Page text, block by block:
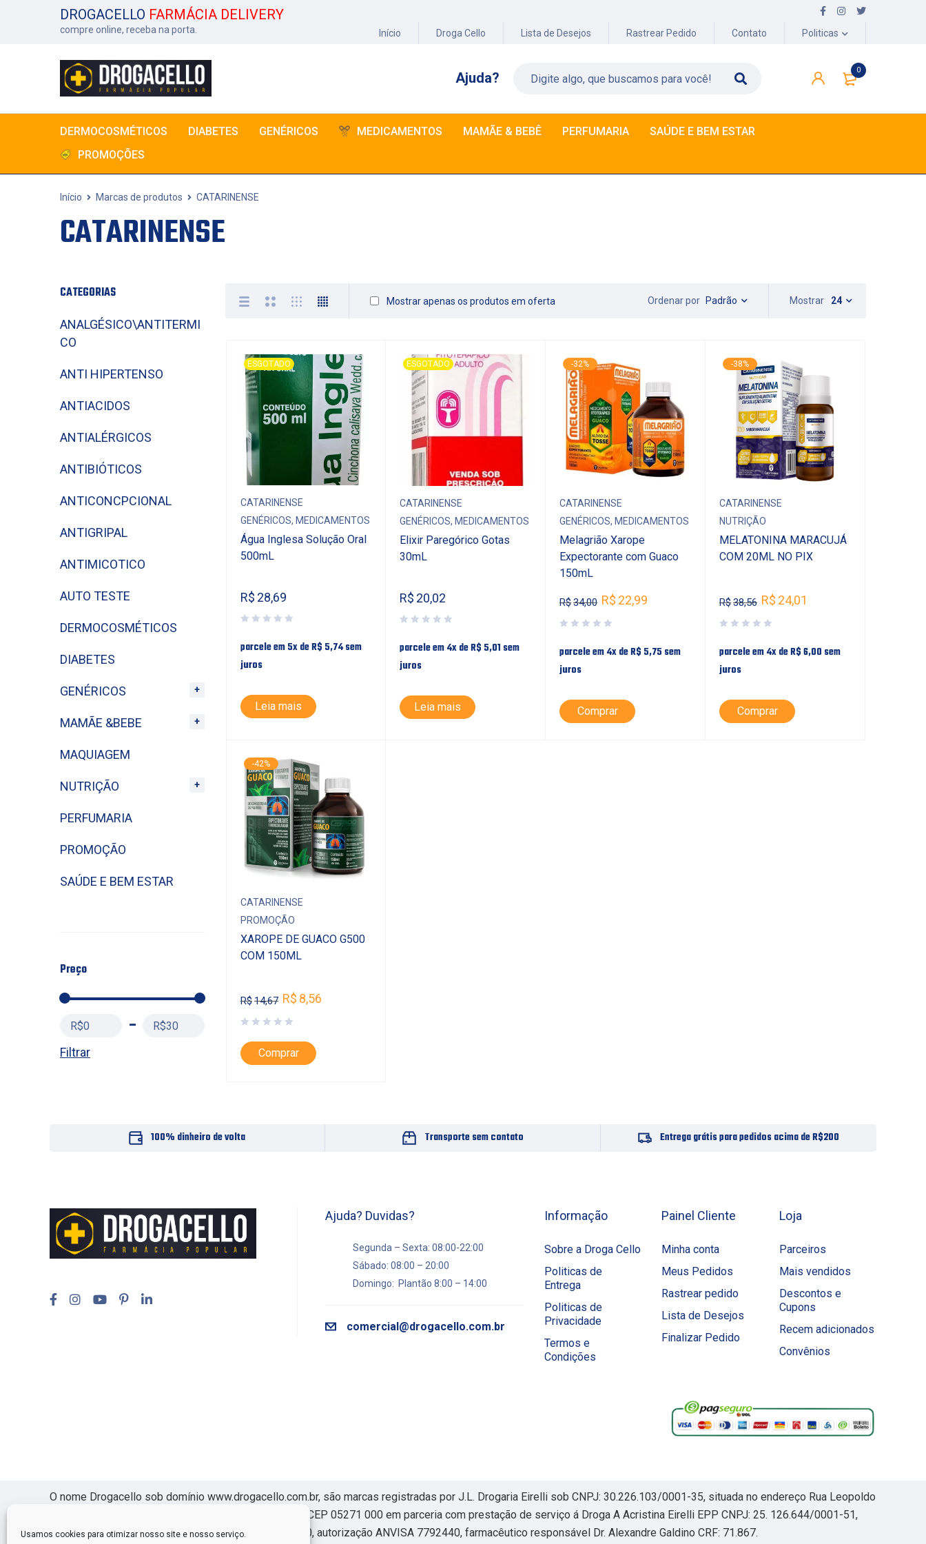
Usamos cookies para otimizar nosso site e nosso serviço.
DROGACELLO FARMÁCIA DELIVERY
compre online, receba na porta. Início Droga Cello Lista de Desejos Rastrear Pedido Contato Politicas
0
Ajuda?
DERMOCOSMÉTICOS DIABETES GENÉRICOS MEDICAMENTOS MAMÃE & BEBÊ PERFUMARIA
SAÚDE E BEM ESTAR
PROMOÇÕES
Início Marcas de produtos CATARINENSE
CATARINENSE
CATEGORIAS
ANALGÉSICO\ANTITERMI
CO
ANTI HIPERTENSO
ANTIACIDOS
ANTIALÉRGICOS
ANTIBIÓTICOS
ANTICONCPCIONAL
ANTIGRIPAL
ANTIMICOTICO
AUTO TESTE
DERMOCOSMÉTICOS
DIABETES
GENÉRICOS
MAMÃE &BEBE
MAQUIAGEM
NUTRIÇÃO
PERFUMARIA
PROMOÇÃO
SAÚDE E BEM ESTAR
Preço
Filtrar
R$0 R$30
Ordenar por Padrão
Mostrar apenas os produtos em oferta Mostrar 24
ESGOTADO
CATARINENSE
GENÉRICOS, MEDICAMENTOS
Água Inglesa Solução Oral
500mL
R$ 28,69
parcele em 5x deR$ 5,74sem
juros
Leia mais
ESGOTADO
CATARINENSE
GENÉRICOS, MEDICAMENTOS
Elixir Paregórico Gotas
30mL
R$ 20,02
parcele em 4x deR$ 5,01 sem
juros
Leia mais
-32%
CATARINENSE
GENÉRICOS, MEDICAMENTOS
Melagrião Xarope
Expectorante com Guaco
150mL
R$34,00 R$ 22,99
parcele em 4x deR$ 5,75 sem
juros
Comprar
-38%
CATARINENSE
NUTRIÇÃO
MELATONINA MARACUJÁ
COM 20ML NO PIX
R$38,56 R$ 24,01
parcele em 4x deR$6,00 sem
juros
Comprar
-42%
CATARINENSE
PROMOÇÃO
XAROPE DE GUACO G500
COM 150ML
R$14,67 R$ 8,56
Comprar
100% dinheiro de volta Transporte sem contato Entrega grátis para pedidos acima de R$200
Ajuda? Duvidas?
Segunda – Sexta: 08:00-22:00
Sábado: 08:00 – 20:00
Domingo: Plantão 8:00 – 14:00
comercial@drogacello.com.br
Informação
Sobre a Droga Cello
Politicas de
Entrega
Politicas de
Privacidade
Termos e
Condições
Painel Cliente
Minha conta
Meus Pedidos
Rastrear pedido
Lista de Desejos
Finalizar Pedido
Loja
Parceiros
Mais vendidos
Descontos e
Cupons
Recem adicionados
Convênios
O nome Drogacello sob domínio www.drogacello.com.br, são marcas registradas por J.L. Drogaria Eirelli sob CNPJ: 30.226.103/0001-35, situada no endereço Rua Leopoldo
Passos de Lima, 536 -Jd Santa Fé – São Paulo – SP, CEP 05271 000 em parceria com prestação de serviço á Droga A Acristina Eirelli EPP CNPJ: 25. 126.644/0001-51,
licença de funcionamento 355 030 801 47 70 1108 1 0, autorização ANVISA 7792440, farmacêutico responsável Dr. Alexandre Galdino CRF: 71.867.